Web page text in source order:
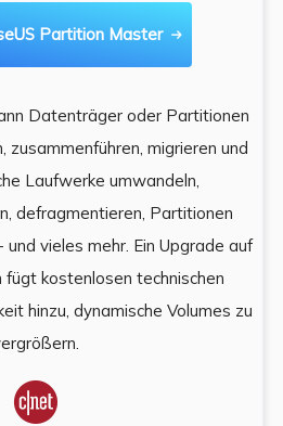
Partition Master 
Datenträger oder Partitionen
zusammenführen, migrieren und
Laufwerke umwandeln,
defragmentieren, Partitionen
und vieles mehr. Ein Upgrade auf
fügt kostenlosen technischen
hinzu, dynamische Volumes zu
